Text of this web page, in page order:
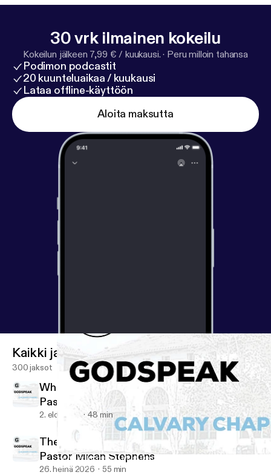
you are blessed by the service! -The Godspeak
Team
30 vrk ilmainen kokeilu
Kokeilun jälkeen 7,99 € / kuukausi. · Peru milloin tahansa
Podimon podcastit
20 kuunteluaikaa / kuukausi
Lataa offline-käyttöön
Aloita maksutta
He Must Increase, I Must Decrease | John 3:22-30 | Pastor
Godspeak Calvary Chapel
Kaikki jaksot
300 jaksot
Who Shall Separate Us? | Romans 8:35-39 |
Pastor Micah Stephens
2. elo 2026 48 min
The Just and the Justifier | Romans 3:21-26 |
Pastor Micah Stephens
26. heinä 2026 55 min